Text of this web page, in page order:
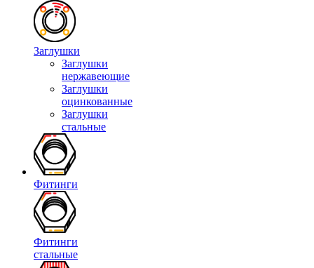
Заглушки
Заглушки
нержавеющие
Заглушки
оцинкованные
Заглушки
стальные
Фитинги
Фитинги
стальные